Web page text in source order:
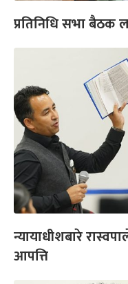
प्रतिनिधि सभा बैठक
न्यायाधीशबारे
आपत्ति